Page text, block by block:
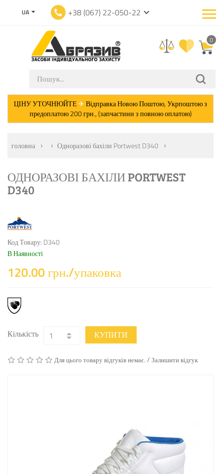
UA +38 (067) 22-050-22
0
ЦІНУ УТОЧНЮЙТЕ ✈Відправка Новою Поштою, Укрпоштою з
предоплатою 200 грн., (запчастини з повною оплатою)
головна Одноразові бахіли Portwest D340
ОДНОРАЗОВІ БАХІЛИ PORTWEST
D340
Код Товару: D340
В Наявності
120.00 грн./упаковка
Кількість КУПИТИ
Для цього товару відгуків немає. / Залишити відгук